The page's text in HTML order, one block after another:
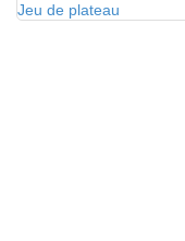
Jeu de plateau